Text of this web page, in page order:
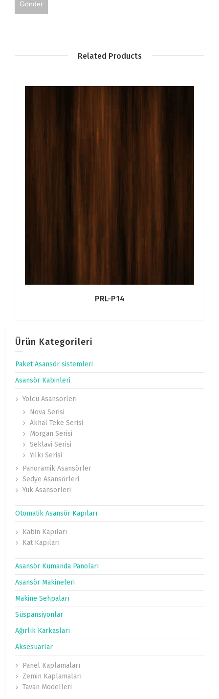
Related Products
PRL-P14
Ürün Kategorileri
Paket Asansör sistemleri
Asansör Kabinleri
Yolcu Asansörleri
Nova Serisi
Akhal Teke Serisi
Morgan Serisi
Seklavi Serisi
Yılkı Serisi
Panoramik Asansörler
Sedye Asansörleri
Yük Asansörleri
Otomatik Asansör Kapıları
Kabin Kapıları
Kat Kapıları
Asansör Kumanda Panoları
Asansör Makineleri
Makine Sehpaları
Süspansiyonlar
Ağırlık Karkasları
Aksesuarlar
Panel Kaplamaları
Zemin Kaplamaları
Tavan Modelleri